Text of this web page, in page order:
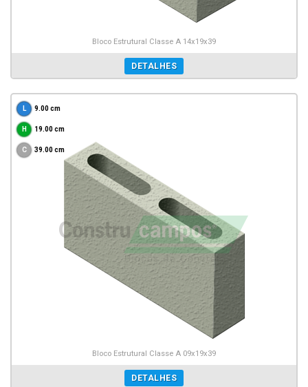
Bloco Estrutural Classe A 14x19x39
DETALHES
9.00 cm
19.00 cm
39.00 cm
Bloco Estrutural Classe A 09x19x39
DETALHES